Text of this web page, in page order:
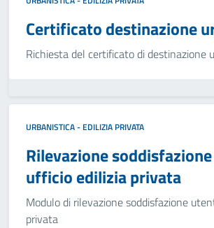
Certificato destinazione
Richiesta del certificato di destinazione
URBANISTICA - EDILIZIA PRIVATA
Rilevazione
ufficio edilizia privata
Modulo di rilevazione soddisfazione
privata